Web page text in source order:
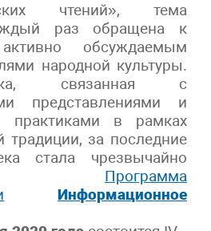
чтений», тема
раз обращена к
обсуждаемым
народной культуры.
связанная с
представлениями и
практиками в рамках
традиции, за последние
стала чрезвычайно
Программа
Информационное